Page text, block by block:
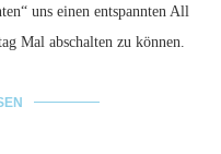
uns einen entspannten All
Mal abschalten zu können.